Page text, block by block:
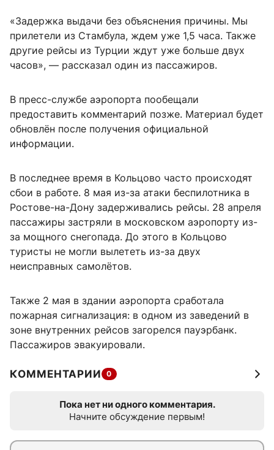
«Задержка выдачи без объяснения причины. Мы
прилетели из Стамбула, ждем уже 1,5 часа. Также
другие рейсы из Турции ждут уже больше двух
часов», — рассказал один из пассажиров.
В пресс-службе аэропорта пообещали
предоставить комментарий позже. Материал будет
обновлён после получения официальной
информации.
В последнее время в Кольцово часто происходят
сбои в работе. 8 мая из-за атаки беспилотника в
Ростове-на-Дону задерживались рейсы. 28 апреля
пассажиры застряли в московском аэропорту из-
за мощного снегопада. До этого в Кольцово
туристы не могли вылететь из-за двух
неисправных самолётов.
Также 2 мая в здании аэропорта сработала
пожарная сигнализация: в одном из заведений в
зоне внутренних рейсов загорелся пауэрбанк.
Пассажиров эвакуировали.
КОММЕНТАРИИ 0
Пока нет ни одного комментария.
Начните обсуждение первым!